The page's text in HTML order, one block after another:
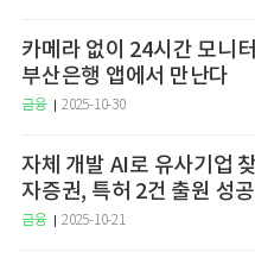
카메라 없이 24시간 모니
부산은행 앱에서 만난다
금융 2025-10-30
자체 개발 AI로 유사기업
자증권, 특허 2건 출원 성공
금융 2025-10-21